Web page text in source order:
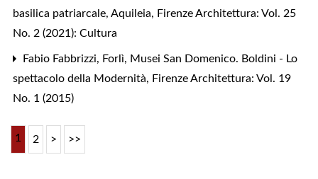
basilica patriarcale, Aquileia, Firenze Architettura: Vol. 25
No. 2 (2021): Cultura
Fabio Fabbrizzi, Forlì, Musei San Domenico. Boldini - Lo
spettacolo della Modernità, Firenze Architettura: Vol. 19
No. 1 (2015)
1 2 > >>